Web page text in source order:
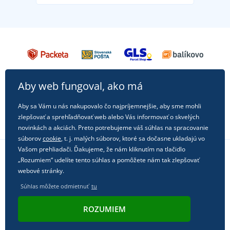
Sledujte nás na sociálnych sieťach
Aby web fungoval, ako má
Aby sa Vám u nás nakupovalo čo najpríjemnejšie, aby sme mohli
zlepšovať a sprehľadňovať web alebo Vás informovať o skvelých
novinkách a akciách. Preto potrebujeme váš súhlas na spracovanie
súborovcookie, t. j. malých súborov, ktoré sa dočasne ukladajú vo
Vašom prehliadači. Ďakujeme, že nám kliknutím na tlačidlo
„Rozumiem“ udelíte tento súhlas a pomôžete nám tak zlepšovať
webové stránky.
Súhlas môžete odmietnuť tu
ROZUMIEM